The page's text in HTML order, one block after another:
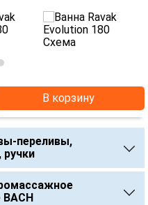
В корзину
переливы,
ручки